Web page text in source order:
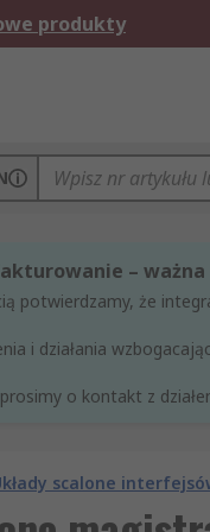
produkty
–
potwierdzamy, że
i działania
o kontakt z
scalone